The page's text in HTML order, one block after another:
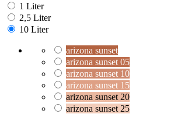
1 Liter
2,5 Liter
10 Liter
arizona sunset
arizona sunset 05
arizona sunset 10
arizona sunset 15
arizona sunset 20
arizona sunset 25